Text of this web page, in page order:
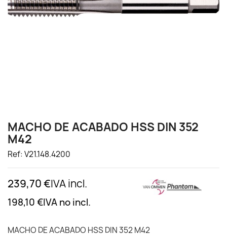
MACHO DE ACABADO HSS DIN 352
M42
Ref: V21.148.4200
239,70 €IVA incl.
198,10 €IVA no incl.
MACHO DE ACABADO HSS DIN 352 M42